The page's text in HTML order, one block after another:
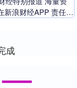
新浪财经APP 责任编
成